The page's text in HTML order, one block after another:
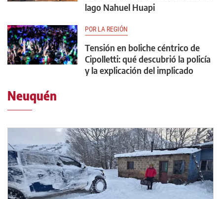
lago Nahuel Huapi
POR LA REGIÓN
Tensión en boliche céntrico de
Cipolletti: qué descubrió la policía
y la explicación del implicado
Neuquén